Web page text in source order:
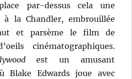
par-dessus cela une
la Chandler, embrouillée
et parsème le film de
cinématographiques.
est un amusant
Blake Edwards joue avec